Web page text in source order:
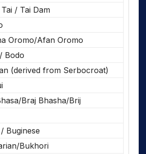
/ Tai Dam
Oromo/Afan Oromo
Bodo
(derived from Serbocroat)
Braj Bhasha/Brij
Buginese
Bukhori